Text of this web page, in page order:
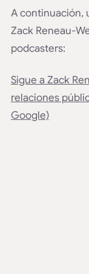
A continuación,
Zack Reneau-
podcasters:
Sigue a Zack
relaciones
Google)